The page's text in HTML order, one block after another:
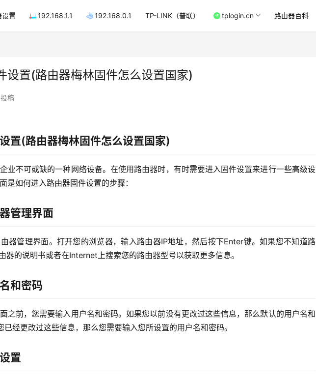
设置 192.168.1.1 192.168.0.1 TP-LINK（普联） tplogin.cn 路由器百科
设置(路由器梅林固件怎么设置国家)
投稿
置(路由器梅林固件怎么设置国家)
业不可或缺的一种网络设备。在使用路由器时，有时需要进入固件设置来进行一些高级设
是如何进入路由器固件设置的步骤：
管理界面
器管理界面。打开您的浏览器，输入路由器IP地址，然后按下Enter键。如果您不知道路
器的说明书或者在Internet上搜索您的路由器型号以获取更多信息。
和密码
之前，您需要输入用户名和密码。如果您以前没有更改过这些信息，那么默认的用户名和
已经更改过这些信息，那么您需要输入您所设置的用户名和密码。
置